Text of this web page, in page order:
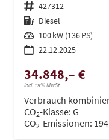
Fahrzeugnr. 427312
Kraftstoff Diesel
Leistung 100 kW (136 PS)
22.12.2025
34.848,– €
incl. 19% MwSt.
Verbrauch
CO2-Klasse: G
CO2-Emissionen: